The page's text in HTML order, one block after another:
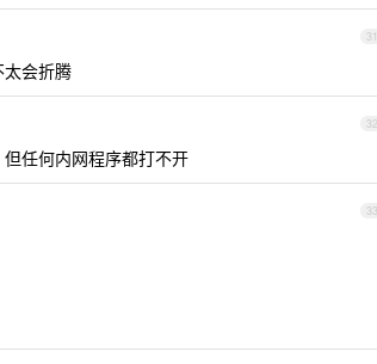
31
会折腾
32
任何内网程序都打不开
33